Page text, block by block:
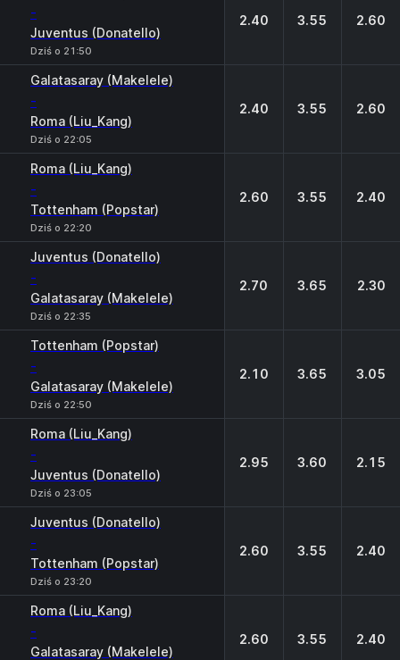
-
Juventus (Donatello)
Dziś o 21:50
2.40 3.55 2.60
Galatasaray (Makelele)
-
Roma (Liu_Kang)
Dziś o 22:05
2.40 3.55 2.60
Roma (Liu_Kang)
-
Tottenham (Popstar)
Dziś o 22:20
2.60 3.55 2.40
Juventus (Donatello)
-
Galatasaray (Makelele)
Dziś o 22:35
2.70 3.65 2.30
Tottenham (Popstar)
-
Galatasaray (Makelele)
Dziś o 22:50
2.10 3.65 3.05
Roma (Liu_Kang)
-
Juventus (Donatello)
Dziś o 23:05
2.95 3.60 2.15
Juventus (Donatello)
-
Tottenham (Popstar)
Dziś o 23:20
2.60 3.55 2.40
Roma (Liu_Kang)
-
Galatasaray (Makelele)
2.60 3.55 2.40